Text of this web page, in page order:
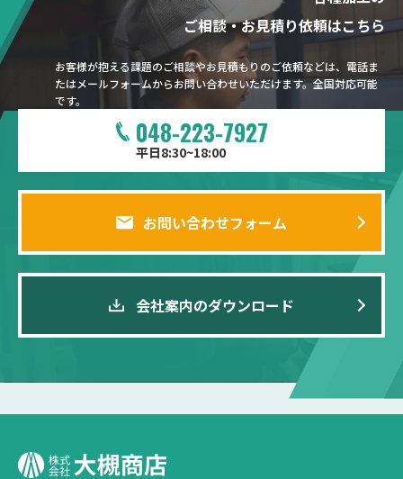
ご相談・お見積り依頼はこちら
お客様が抱える課題のご相談やお見積もりのご依頼などは、電話ま
たはメールフォームからお問い合わせいただけます。全国対応可能
です。
048-223-7927
平日8:30~18:00
お問い合わせフォーム
会社案内のダウンロード